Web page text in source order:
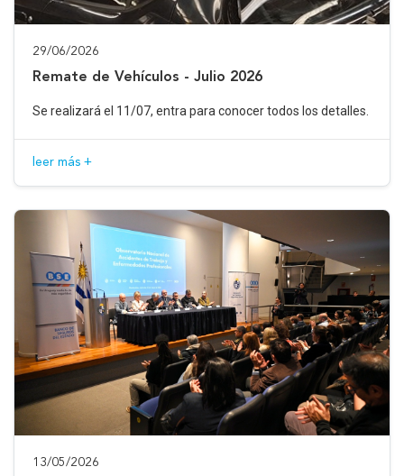
29/06/2026
Remate de Vehículos - Julio 2026
Se realizará el 11/07, entra para conocer todos los detalles.
leer más +
13/05/2026